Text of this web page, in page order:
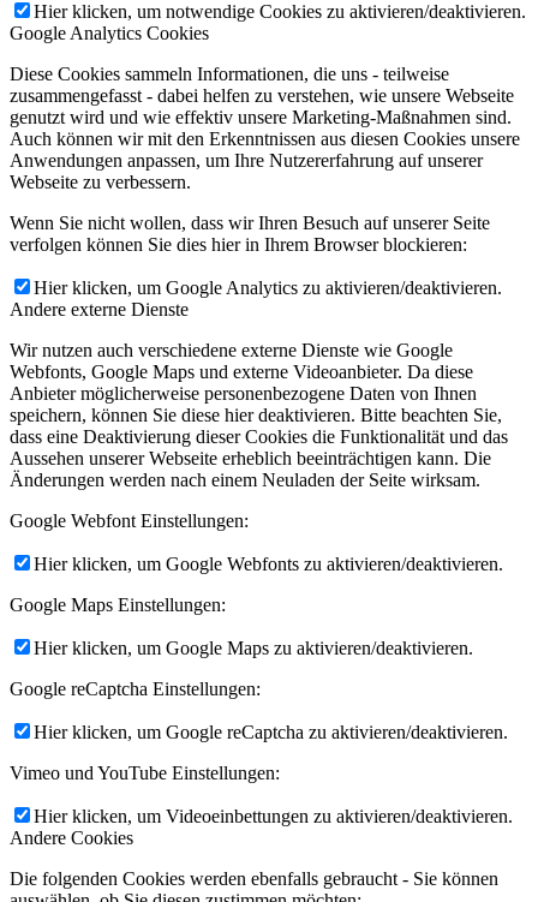
Hier klicken, um notwendige Cookies zu aktivieren/deaktivieren.
Google Analytics Cookies
Diese Cookies sammeln Informationen, die uns - teilweise
zusammengefasst - dabei helfen zu verstehen, wie unsere Webseite
genutzt wird und wie effektiv unsere Marketing-Maßnahmen sind.
Auch können wir mit den Erkenntnissen aus diesen Cookies unsere
Anwendungen anpassen, um Ihre Nutzererfahrung auf unserer
Webseite zu verbessern.
Wenn Sie nicht wollen, dass wir Ihren Besuch auf unserer Seite
verfolgen können Sie dies hier in Ihrem Browser blockieren:
Hier klicken, um Google Analytics zu aktivieren/deaktivieren.
Andere externe Dienste
Wir nutzen auch verschiedene externe Dienste wie Google
Webfonts, Google Maps und externe Videoanbieter. Da diese
Anbieter möglicherweise personenbezogene Daten von Ihnen
speichern, können Sie diese hier deaktivieren. Bitte beachten Sie,
dass eine Deaktivierung dieser Cookies die Funktionalität und das
Aussehen unserer Webseite erheblich beeinträchtigen kann. Die
Änderungen werden nach einem Neuladen der Seite wirksam.
Google Webfont Einstellungen:
Hier klicken, um Google Webfonts zu aktivieren/deaktivieren.
Google Maps Einstellungen:
Hier klicken, um Google Maps zu aktivieren/deaktivieren.
Google reCaptcha Einstellungen:
Hier klicken, um Google reCaptcha zu aktivieren/deaktivieren.
Vimeo und YouTube Einstellungen:
Hier klicken, um Videoeinbettungen zu aktivieren/deaktivieren.
Andere Cookies
Die folgenden Cookies werden ebenfalls gebraucht - Sie können